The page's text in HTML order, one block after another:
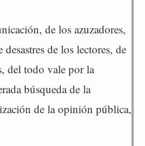
de los azuzadores,
de los lectores, de
del todo vale por la
búsqueda de la
de la opinión pública,